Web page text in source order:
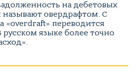
на дебетовых
называют овердрафтом. С
«overdraft» переводится
русском языке более точно